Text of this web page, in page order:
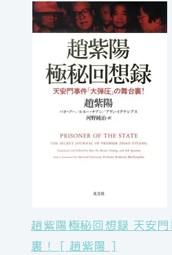
趙紫陽極秘回想録 天安
裏！ [ 趙紫陽 ]